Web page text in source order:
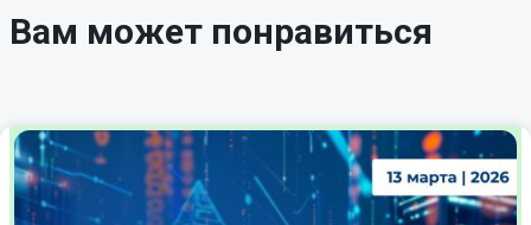
Вам может понравиться